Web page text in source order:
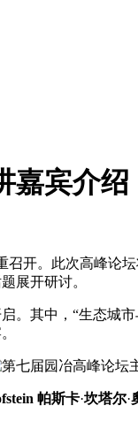
嘉宾介绍
开。此次高峰论
展开研讨。
其中，“生态城
帕斯卡·坎塔尔·